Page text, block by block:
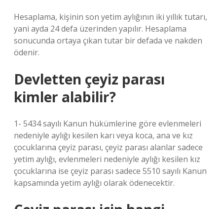
Hesaplama, kişinin son yetim aylığının iki yıllık tutarı,
yani ayda 24 defa üzerinden yapılır. Hesaplama
sonucunda ortaya çıkan tutar bir defada ve nakden
ödenir.
Devletten çeyiz parası
kimler alabilir?
1- 5434 sayılı Kanun hükümlerine göre evlenmeleri
nedeniyle aylığı kesilen karı veya koca, ana ve kız
çocuklarına çeyiz parası, çeyiz parası alanlar sadece
yetim aylığı, evlenmeleri nedeniyle aylığı kesilen kız
çocuklarına ise çeyiz parası sadece 5510 sayılı Kanun
kapsamında yetim aylığı olarak ödenecektir.